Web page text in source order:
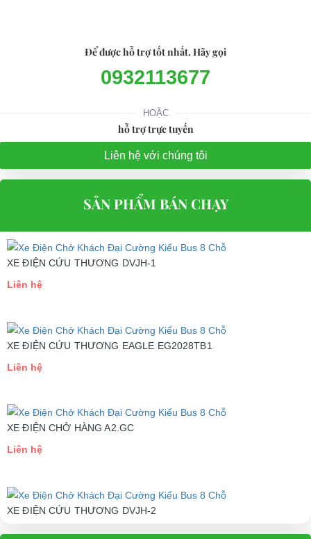
Để được hỗ trợ tốt nhất. Hãy gọi
0932113677
HOẶC
hỗ trợ trực tuyến
Liên hệ với chúng tôi
SẢN PHẨM BÁN CHẠY
XE ĐIỆN CỨU THƯƠNG DVJH-1
Liên hệ
XE ĐIỆN CỨU THƯƠNG EAGLE EG2028TB1
Liên hệ
XE ĐIỆN CHỞ HÀNG A2.GC
Liên hệ
XE ĐIỆN CỨU THƯƠNG DVJH-2
Liên hệ